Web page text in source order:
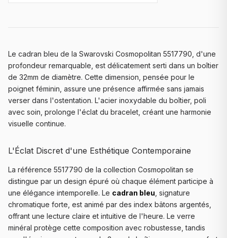
Le cadran bleu de la Swarovski Cosmopolitan 5517790, d'une
profondeur remarquable, est délicatement serti dans un boîtier
de 32mm de diamètre. Cette dimension, pensée pour le
poignet féminin, assure une présence affirmée sans jamais
verser dans l'ostentation. L'acier inoxydable du boîtier, poli
avec soin, prolonge l'éclat du bracelet, créant une harmonie
visuelle continue.
L'Éclat Discret d'une Esthétique Contemporaine
La référence 5517790 de la collection Cosmopolitan se
distingue par un design épuré où chaque élément participe à
une élégance intemporelle. Le cadran bleu , signature
chromatique forte, est animé par des index bâtons argentés,
offrant une lecture claire et intuitive de l'heure. Le verre
minéral protège cette composition avec robustesse, tandis